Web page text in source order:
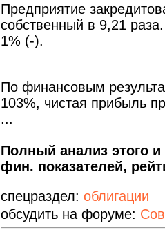
Предприятие
собственный в 9,21
1% (-).
По финансовым
103%, чистая прибыль
...
Полный анализ этого
фин. показателей,
спецраздел: облигации
обсудить на форуме: